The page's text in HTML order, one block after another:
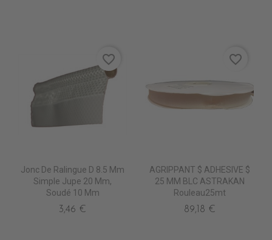
Jonc De Ralingue D 8.5 Mm
Simple Jupe 20 Mm,
Soudé 10 Mm
3,46 €
favorite_border
AGRIPPANT $ ADHESIVE $
25 MM BLC ASTRAKAN
Rouleau25mt
89,18 €
favorite_border